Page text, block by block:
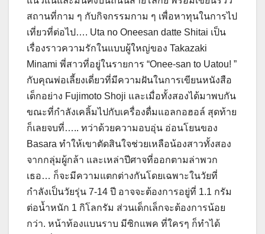
สถานที่กาม ๆ กับกิจกรรมกาม ๆ เพื่อหาทุนในการไป
เที่ยวที่ต่อไป…. Uta no Oneesan datte Shitai เป็น
เรื่องราวความรักในแบบผู้ใหญ่ของ Takazaki
Minami พี่สาวที่อยู่ในรายการ “Onee-san to Uatou! ”
กับคุณพ่อเลี้ยงเดี่ยวที่มีความฝันในการเขียนหนังสือ
เด็กอย่าง Fujimoto Shoji และเมื่อทั้งสองได้มาพบกัน
ขณะที่กำลังเคลิ้มไปกับเครื่องดื่มแอลกอฮอล์ สุดท้าย
ก็เลยจบที่….. ทว่าด้วยความอบอุ่น อ่อนโยนของ
Basara ทำให้เขาตัดสินใจช่วยเหลือน้องสาวทั้งสอง
จากกลุ่มผู้กล้า และเหล่าปีศาจที่ออกตามล่าพวก
เธอ… ก็จะมีความแตกต่างกันโดยเฉพาะในวัยที่
กำลังเป็นวัยรุ่น 7-14 ปี อาจจะต้องการอยู่ที่ 1.1 กรัม
ต่อน้ำหนัก 1 กิโลกรัม ส่วนเด็กเล็กจะต้องการน้อย
กว่า. หน้าท้องแบนราบ มีซิกแพค ที่ใครๆ ก็ทำได้